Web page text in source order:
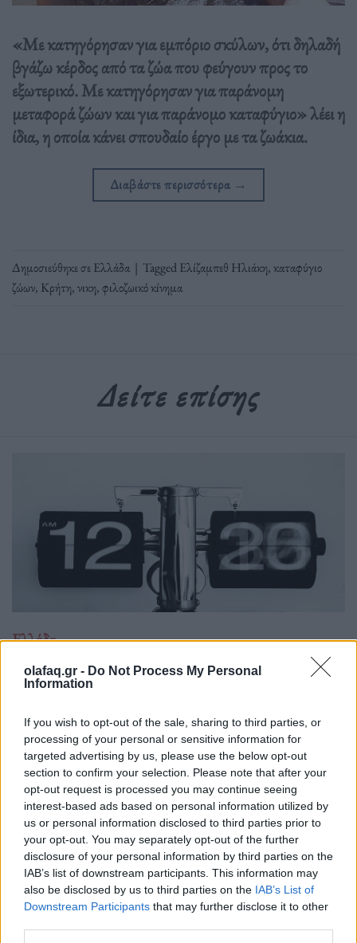
olafaq.gr - Do Not Process My Personal
Information
If you wish to opt-out of the sale, sharing to third parties, or
processing of your personal or sensitive information for
targeted advertising by us, please use the below opt-out
section to confirm your selection. Please note that after your
opt-out request is processed you may continue seeing
interest-based ads based on personal information utilized by
us or personal information disclosed to third parties prior to
your opt-out. You may separately opt-out of the further
disclosure of your personal information by third parties on the
IAB’s list of downstream participants. This information may
also be disclosed by us to third parties on the IAB’s List of
Downstream Participants that may further disclose it to other
«Με κατηγόρησαν για εμπόριο σκύλων, ότι δηλαδή
βγάζω κέρδος από τα ζώα που φεύγουν προς το
εξωτερικό. Με κατηγόρησαν για παράνομη
μεταφορά ζώων και για παράνομο καταφύγιο» λέει η
ίδια, η οποία κάνει σπουδαίο έργο με τα ζωάκια.
Διαβάστε περισσότερα →
Δημοσιεύθηκε σεΕλλάδα | TaggedΕλίζαμπεθ Ηλιάκη,καταφύγιο
ζώων, Κρήτη,νικη,φιλοζωικό κίνημα
Δείτε επίσης
Ελλάδα
Ώρα να μπερδευτούμε ξανά: Γυρίζουμε τα
ρολόγια μία ώρα πίσω γιατί… έτσι συνηθίσαμε
16.10.25
Την Κυριακή 26 Οκτωβρίου, στις 04:00 τα ξημερώματα, θα
ξαναζήσουμε το πιο παράλογο ευρωπαϊκό ραντεβού με τον
χρόνο: θα γυρίσουμε τα ρολόγια μας πίσω μία ώρα, για να
"εξοικονομήσουμε ενέργεια".